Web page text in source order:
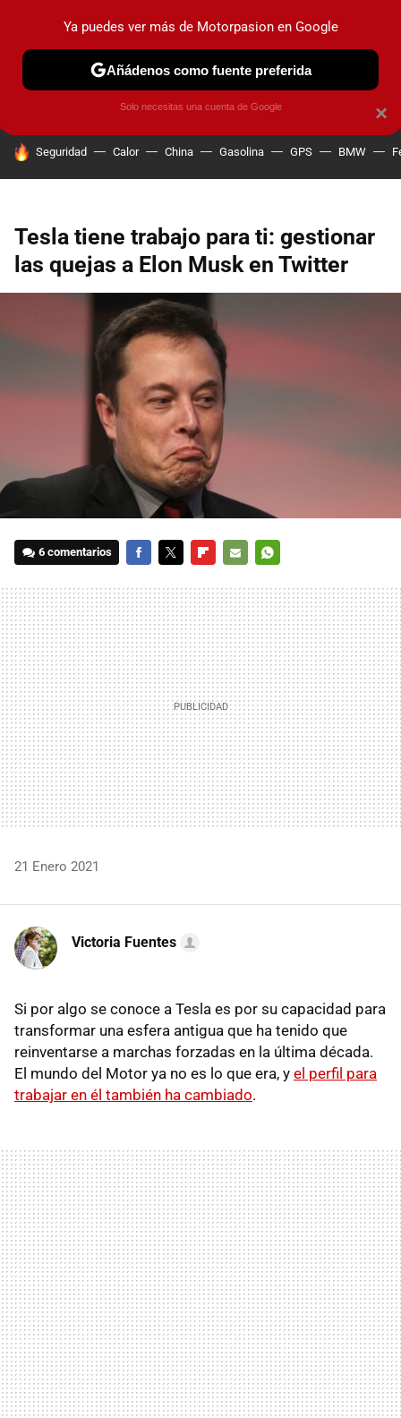
PRUEBAS COCHES ELÉCTRICOS OBSERVATORIO
HOY SE HABLA DE
Seguridad Calor China Gasolina GPS BMW
Tesla tiene trabajo para ti: gestionar
las quejas a Elon Musk en Twitter
6 comentarios
MAIL
21 Enero 2021
Victoria Fuentes
Si por algo se conoce a Tesla es por su capacidad para
transformar una esfera antigua que ha tenido que
reinventarse a marchas forzadas en la última década.
El mundo del Motor ya no es lo que era, y el perfil para
trabajar en él también ha cambiado.
×
Ya puedes ver más de Motorpasion en Google
Añádenos como fuente preferida
Solo necesitas una cuenta de Google